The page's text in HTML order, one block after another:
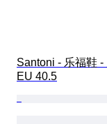
Santoni - 乐福鞋 -
EU 40.5